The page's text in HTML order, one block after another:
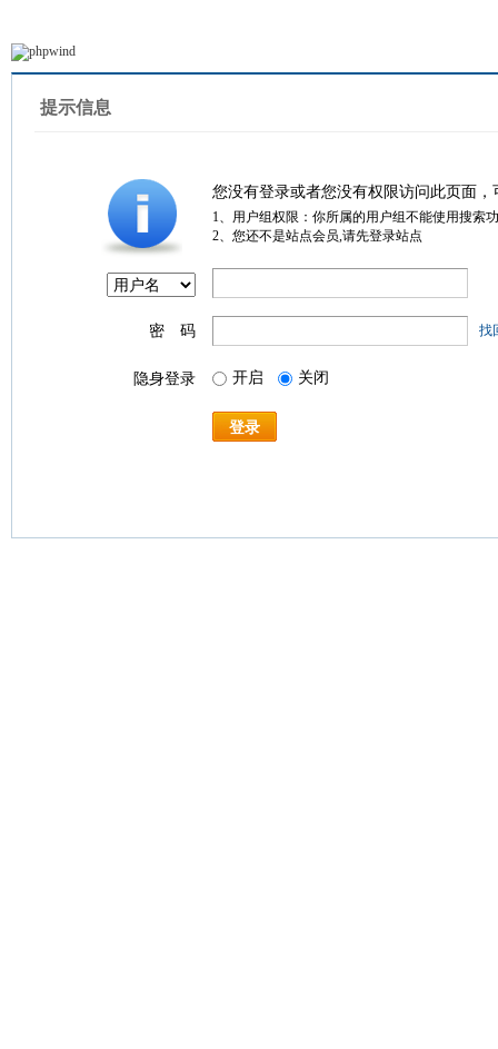
提示信息
您没有登录或者您没有权限访问此页面
1、用户组权限：你所属的用户组不能使用搜索
2、您还不是站点会员,请先登录站点
密 码 找
隐身登录 开启 关闭
登录